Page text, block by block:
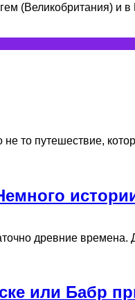
(Великобритания) и
то путешествие,
древние
или Бабр